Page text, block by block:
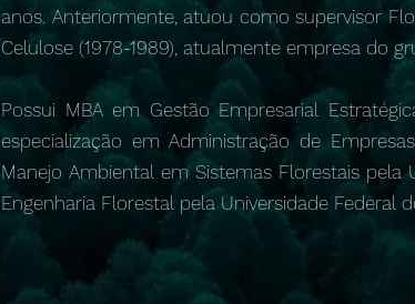
anos. Anteriormente, atuou como supervisor
Celulose (1978-1989), atualmente empresa do
Possui MBA em Gestão Empresarial
especialização em Administração de
Manejo Ambiental em Sistemas Florestais pela
Engenharia Florestal pela Universidade Federal